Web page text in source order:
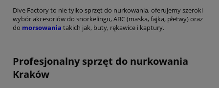
Dive Factory to nie tylko sprzęt do nurkowania, oferujemy szeroki
wybór akcesoriów do snorkelingu, ABC (maska, fajka, płetwy) oraz
do morsowania takich jak, buty, rękawice i kaptury.
Profesjonalny sprzęt do nurkowania
Kraków